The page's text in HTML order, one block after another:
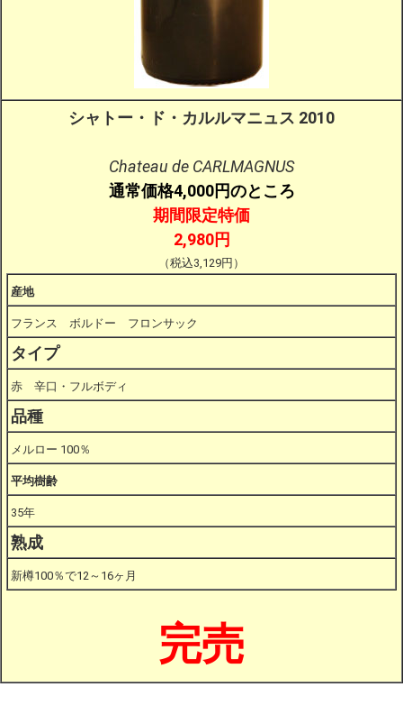
シャトー・ド・カルルマニュス 2010
Chateau de CARLMAGNUS
通常価格4,000円のところ
期間限定特価
2,980円
（税込3,129円）
産地
フランス ボルドー フロンサック
タイプ
赤 辛口・フルボディ
品種
メルロー 100％
平均樹齢
35年
熟成
新樽100％で12～16ヶ月
完売